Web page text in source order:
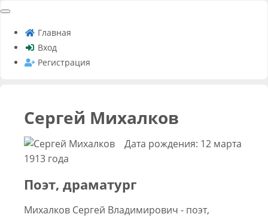
Главная
Вход
Регистрация
Сергей Михалков
Дата рождения: 12 марта
1913 года
Поэт, драматург
Михалков Сергей Владимирович - поэт,